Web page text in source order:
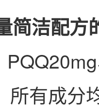
简洁配方
所有成分